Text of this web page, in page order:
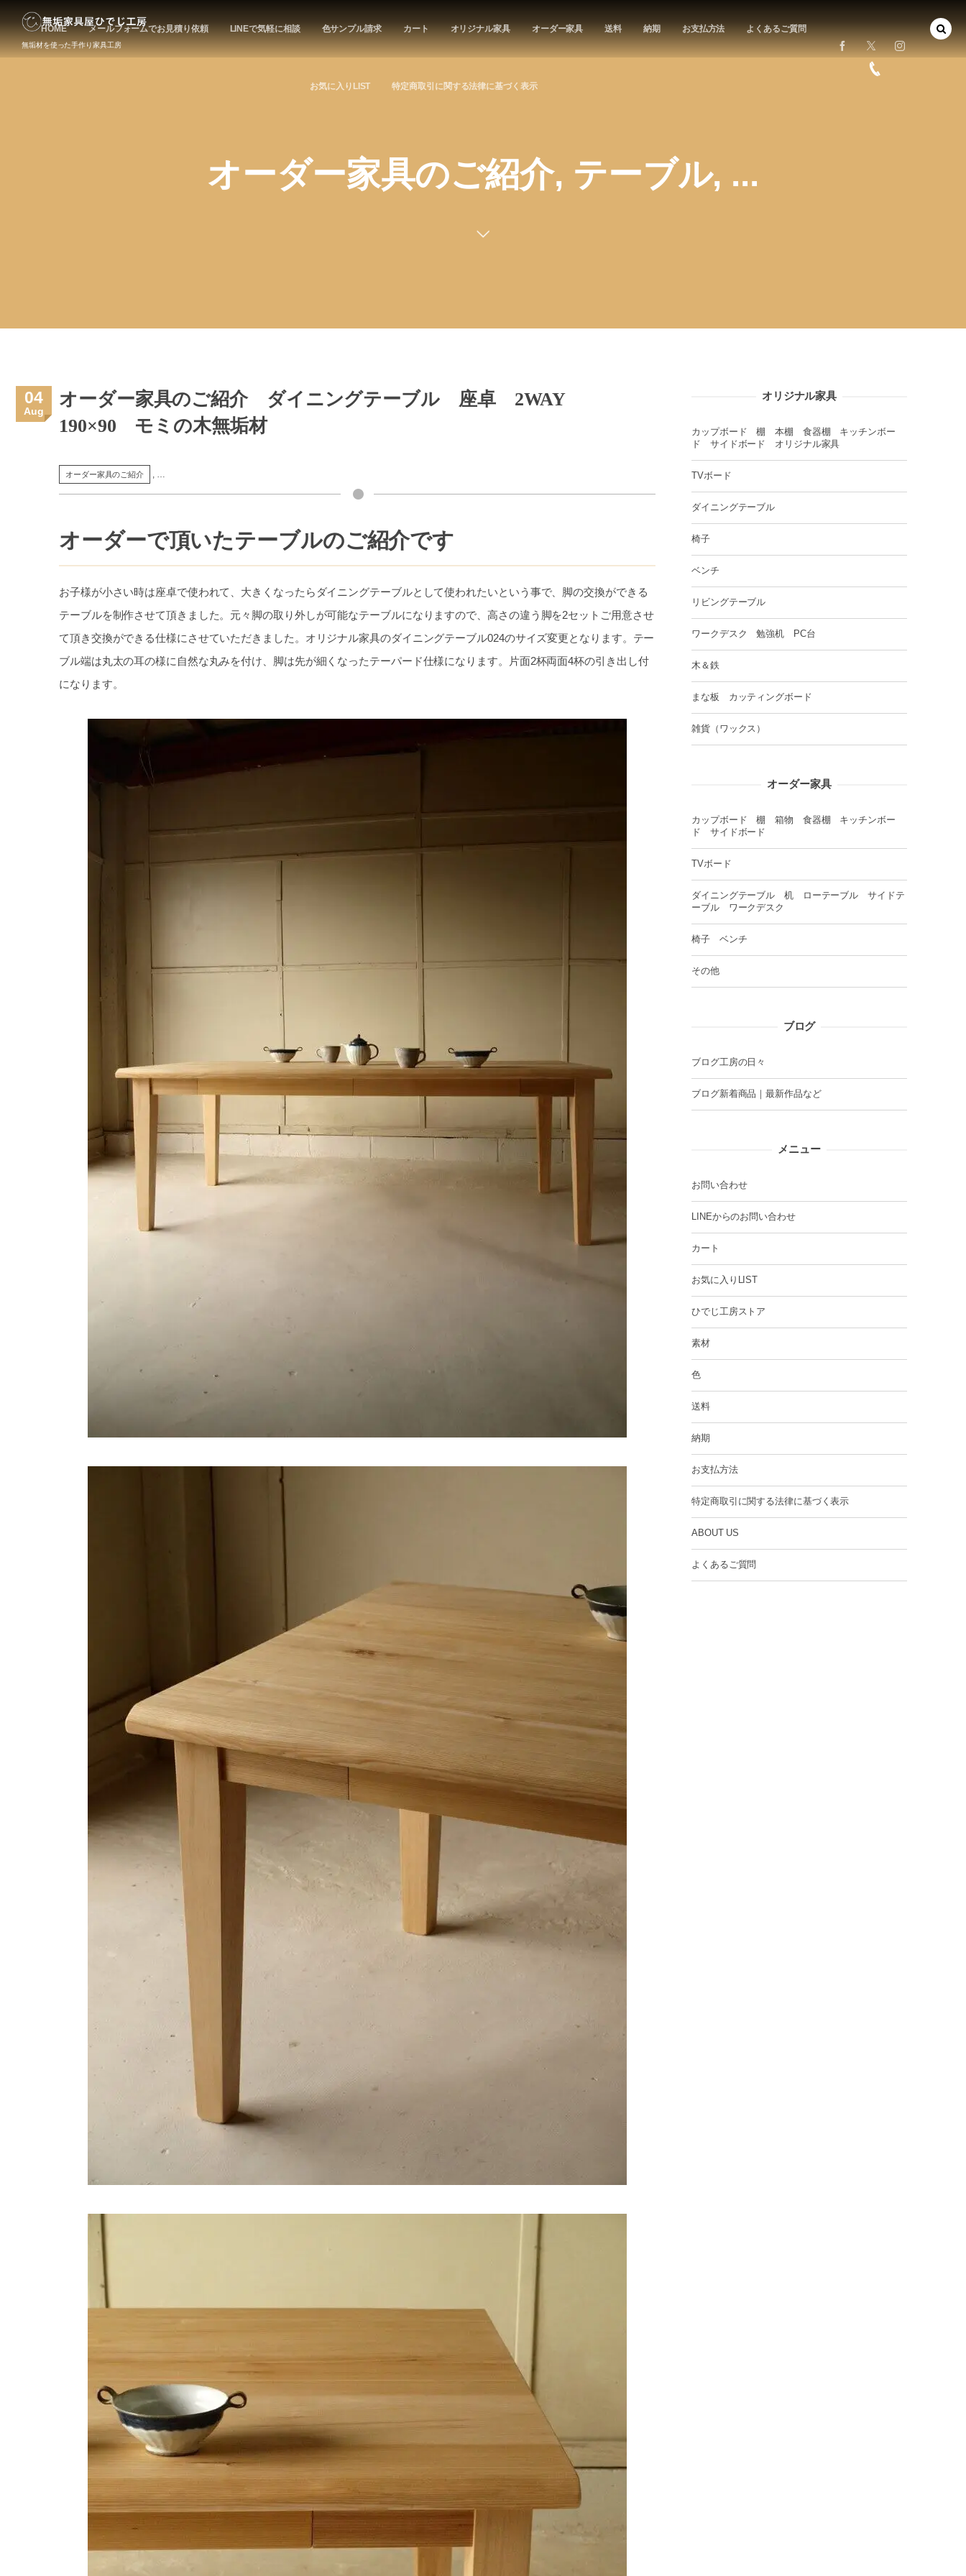
無垢材を使った手作り家具工房
HOME メールフォームでお見積り依頼 LINEで気軽に相談 色サンプル請求 カート オリジナル家具 オーダー家具 送料 納期 お支払方法 よくあるご質問
お気に入りLIST 特定商取引に関する法律に基づく表示
オーダー家具のご紹介, テーブル, ...
04
Aug
オーダー家具のご紹介 ダイニングテーブル 座卓 2WAY
190×90 モミの木無垢材
オーダー家具のご紹介 , …
オーダーで頂いたテーブルのご紹介です
お子様が小さい時は座卓で使われて、大きくなったらダイニングテーブルとして使われたいという事で、脚の交換ができる
テーブルを制作させて頂きました。元々脚の取り外しが可能なテーブルになりますので、高さの違う脚を2セットご用意させ
て頂き交換ができる仕様にさせていただきました。オリジナル家具のダイニングテーブル024のサイズ変更となります。テー
ブル端は丸太の耳の様に自然な丸みを付け、脚は先が細くなったテーパード仕様になります。片面2杯両面4杯の引き出し付
になります。
オリジナル家具
カップボード 棚 本棚 食器棚 キッチンボー
ド サイドボード オリジナル家具
TVボード
ダイニングテーブル
椅子
ベンチ
リビングテーブル
ワークデスク 勉強机 PC台
木＆鉄
まな板 カッティングボード
雑貨（ワックス）
オーダー家具
カップボード 棚 箱物 食器棚 キッチンボー
ド サイドボード
TVボード
ダイニングテーブル 机 ローテーブル サイドテ
ーブル ワークデスク
椅子 ベンチ
その他
ブログ
ブログ工房の日々
ブログ新着商品｜最新作品など
メニュー
お問い合わせ
LINEからのお問い合わせ
カート
お気に入りLIST
ひでじ工房ストア
素材
色
送料
納期
お支払方法
特定商取引に関する法律に基づく表示
ABOUT US
よくあるご質問